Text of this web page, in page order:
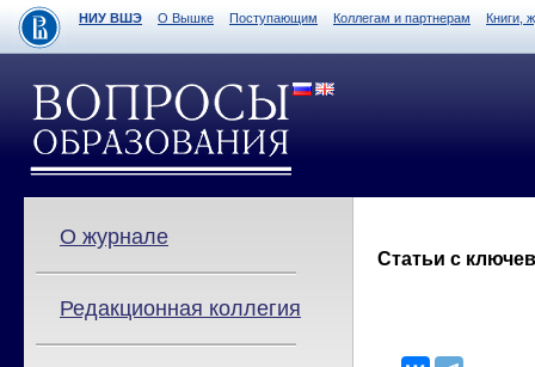
НИУ ВШЭ О Вышке Поступающим Коллегам и партнерам Книги,
О журнале
Редакционная коллегия
Статьи с